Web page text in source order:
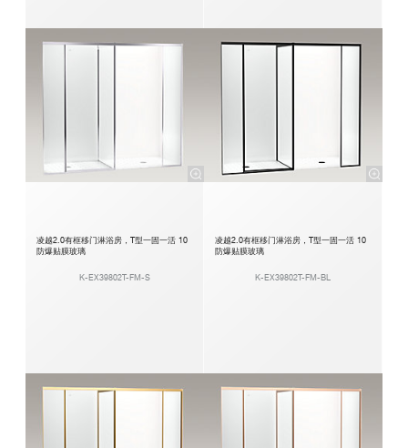
凌越2.0有框移门淋浴房，T型一固一活 10
防爆贴膜玻璃
K-EX39802T-FM-S
凌越2.0有框移门淋浴房，T型一固一活 10
防爆贴膜玻璃
K-EX39802T-FM-BL